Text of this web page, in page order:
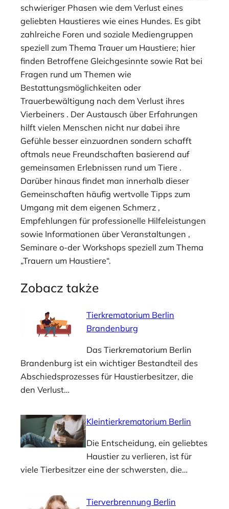
schwieriger Phasen wie dem Verlust eines
geliebten Haustieres wie eines Hundes. Es gibt
zahlreiche Foren und soziale Mediengruppen
speziell zum Thema Trauer um Haustiere; hier
finden Betroffene Gleichgesinnte sowie Rat bei
Fragen rund um Themen wie
Bestattungsmöglichkeiten oder
Trauerbewältigung nach dem Verlust ihres
Vierbeiners . Der Austausch über Erfahrungen
hilft vielen Menschen nicht nur dabei ihre
Gefühle besser einzuordnen sondern schafft
oftmals neue Freundschaften basierend auf
gemeinsamen Erlebnissen rund um Tiere .
Darüber hinaus findet man innerhalb dieser
Gemeinschaften häufig wertvolle Tipps zum
Umgang mit dem eigenen Schmerz ,
Empfehlungen für professionelle Hilfeleistungen
sowie Informationen über Veranstaltungen ,
Seminare o-der Workshops speziell zum Thema
„Trauern um Haustiere“.
Zobacz także
Tierkrematorium Berlin
Brandenburg
Das Tierkrematorium Berlin
Brandenburg ist ein wichtiger Bestandteil des
Abschiedsprozesses für Haustierbesitzer, die
den Verlust…
Kleintierkrematorium Berlin
Die Entscheidung, ein geliebtes
Haustier zu verlieren, ist für
viele Tierbesitzer eine der schwersten, die…
Tierverbrennung Berlin